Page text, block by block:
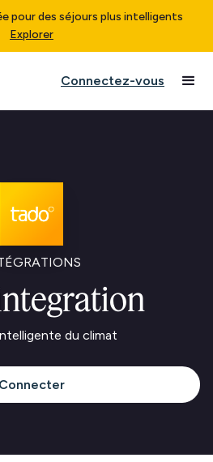
pour des séjours plus intelligents
Explorer
Connectez-vous
du climat
Connecter